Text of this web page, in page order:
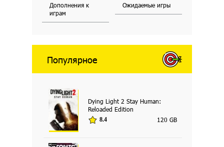
Дополнения к
играм
Ожидаемые игры
Популярное
Dying Light 2 Stay Human:
Reloaded Edition
8.4 120 GB